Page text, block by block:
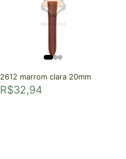
2612 marrom clara 20mm
R$32,94